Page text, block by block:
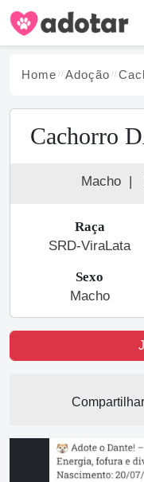
Home Adoção
Cachorro
Macho |
Raça
SRD-ViraLata
Sexo
Macho
Compartilhar